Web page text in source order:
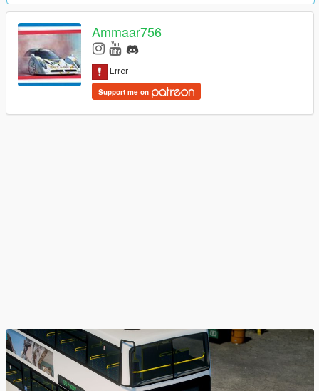
Ammaar756
Support me on